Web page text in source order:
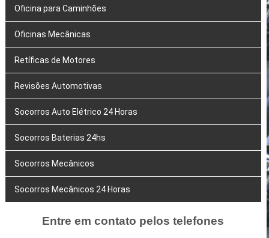
Oficina para Caminhões
Oficinas Mecânicas
Retíficas de Motores
Revisões Automotivas
Socorros Auto Elétrico 24 Horas
Socorros Baterias 24hs
Socorros Mecânicos
Socorros Mecânicos 24 Horas
Entre em contato pelos telefones